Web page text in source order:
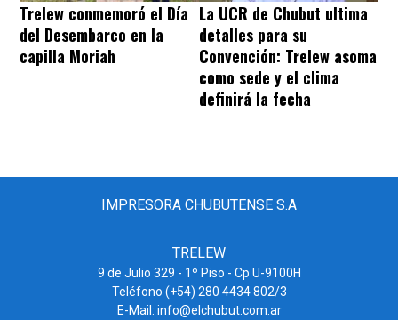
Trelew conmemoró el Día
del Desembarco en la
capilla Moriah
La UCR de Chubut ultima
detalles para su
Convención: Trelew asoma
como sede y el clima
definirá la fecha
IMPRESORA CHUBUTENSE S.A
TRELEW
9 de Julio 329 - 1º Piso - Cp U-9100H
Teléfono (+54) 280 4434 802/3
E-Mail: info@elchubut.com.ar